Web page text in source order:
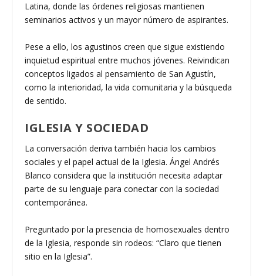
Latina, donde las órdenes religiosas mantienen
seminarios activos y un mayor número de aspirantes.
Pese a ello, los agustinos creen que sigue existiendo
inquietud espiritual entre muchos jóvenes. Reivindican
conceptos ligados al pensamiento de San Agustín,
como la interioridad, la vida comunitaria y la búsqueda
de sentido.
IGLESIA Y SOCIEDAD
La conversación deriva también hacia los cambios
sociales y el papel actual de la Iglesia. Ángel Andrés
Blanco considera que la institución necesita adaptar
parte de su lenguaje para conectar con la sociedad
contemporánea.
Preguntado por la presencia de homosexuales dentro
de la Iglesia, responde sin rodeos: “Claro que tienen
sitio en la Iglesia”.